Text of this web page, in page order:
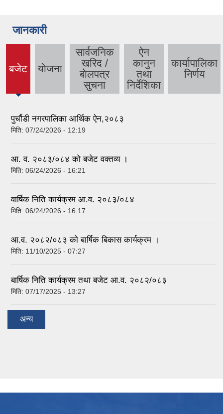
जानकारी
बजेट
(active
याेजना
सार्वजनिक
खरिद /
बाेलपत्र
सुचना
ऐन
कानुन
तथा
निर्देशिका
कार्यापालिका
निर्णय
पुर्चौडी नगरपालिका आर्थिक ऐन,२०८३
मिति: 07/24/2026 - 12:19
आ. व. २०८३/०८४ को बजेट वक्तव्य ।
मिति: 06/24/2026 - 16:21
वार्षिक निति कार्यक्रम आ.व. २०८३/०८४
मिति: 06/24/2026 - 16:17
आ.व. २०८२/०८३ को बार्षिक बिकास कार्यक्रम ।
मिति: 11/10/2025 - 07:27
बार्षिक निति कार्यक्रम तथा बजेट आ.व. २०८२/०८३
मिति: 07/17/2025 - 13:27
अन्य